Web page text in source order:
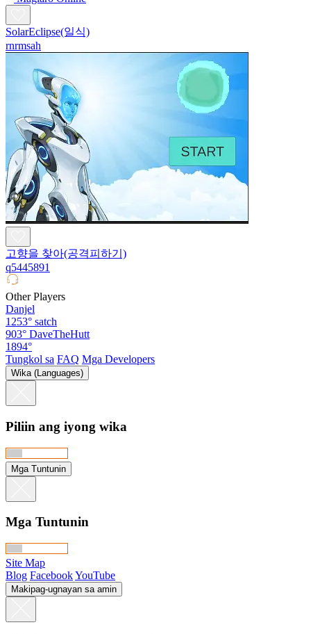
SolarEclipse(일식)
rnrmsah
고향을 찾아(공격피하기)
q5445891
Other Players
Danjel
1253° satch
903° DaveTheHutt
1894°
Tungkol sa FAQ Mga Developers
Wika (Languages)
Piliin ang iyong wika
Mga Tuntunin
Mga Tuntunin
Site Map
Blog FacebookYouTube
Makipag-ugnayan sa amin